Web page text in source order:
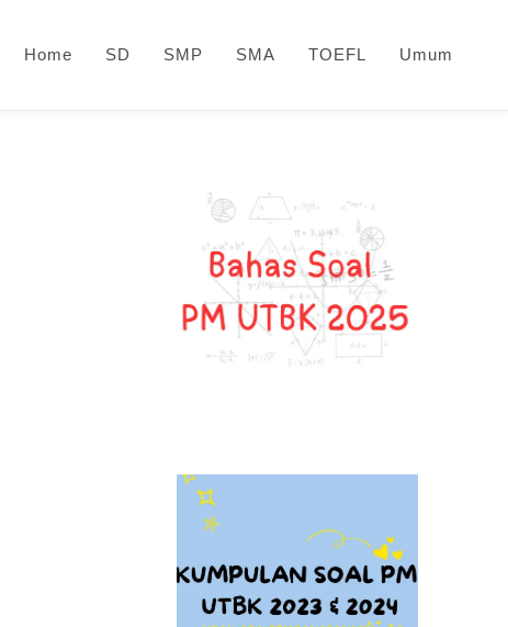
Home SD SMP SMA TOEFL Umum